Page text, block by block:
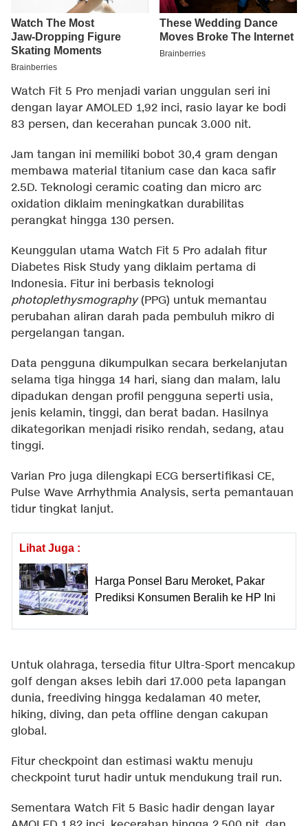
Watch Fit 5 Pro menjadi varian unggulan seri ini
dengan layar AMOLED 1,92 inci, rasio layar ke bodi
83 persen, dan kecerahan puncak 3.000 nit.
Jam tangan ini memiliki bobot 30,4 gram dengan
membawa material titanium case dan kaca safir
2.5D. Teknologi ceramic coating dan micro arc
oxidation diklaim meningkatkan durabilitas
perangkat hingga 130 persen.
Keunggulan utama Watch Fit 5 Pro adalah fitur
Diabetes Risk Study yang diklaim pertama di
Indonesia. Fitur ini berbasis teknologi
photoplethysmography(PPG) untuk memantau
perubahan aliran darah pada pembuluh mikro di
pergelangan tangan.
Data pengguna dikumpulkan secara berkelanjutan
selama tiga hingga 14 hari, siang dan malam, lalu
dipadukan dengan profil pengguna seperti usia,
jenis kelamin, tinggi, dan berat badan. Hasilnya
dikategorikan menjadi risiko rendah, sedang, atau
tinggi.
Varian Pro juga dilengkapi ECG bersertifikasi CE,
Pulse Wave Arrhythmia Analysis, serta pemantauan
tidur tingkat lanjut.
Lihat Juga :
Harga Ponsel Baru Meroket, Pakar
Prediksi Konsumen Beralih ke HP Ini
Untuk olahraga, tersedia fitur Ultra-Sport mencakup
golf dengan akses lebih dari 17.000 peta lapangan
dunia, freediving hingga kedalaman 40 meter,
hiking, diving, dan peta offline dengan cakupan
global.
Fitur checkpoint dan estimasi waktu menuju
checkpoint turut hadir untuk mendukung trail run.
Sementara Watch Fit 5 Basic hadir dengan layar